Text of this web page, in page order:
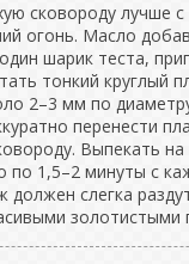
сковороду лучше
огонь. Масло
шарик теста,
тонкий круглый
2–3 мм по
перенести
Выпекать на
по 1,5–2 минуты с
слегка
золотистыми